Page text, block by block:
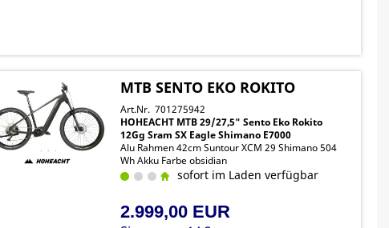
MTB SENTO EKO ROKITO
Art.Nr. 701275942
HOHEACHT MTB 29/27,5" Sento Eko Rokito
12Gg Sram SX Eagle Shimano E7000
Alu Rahmen 42cm Suntour XCM 29 Shimano 504
Wh Akku Farbe obsidian
sofort im Laden verfügbar
2.999,00 EUR